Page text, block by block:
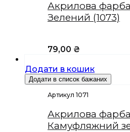
Акрилова
Зелений (1073)
79,00 ₴
Додати в кошик
Додати в список бажаних
Артикул 1071
Акрилова
Камуфляжний